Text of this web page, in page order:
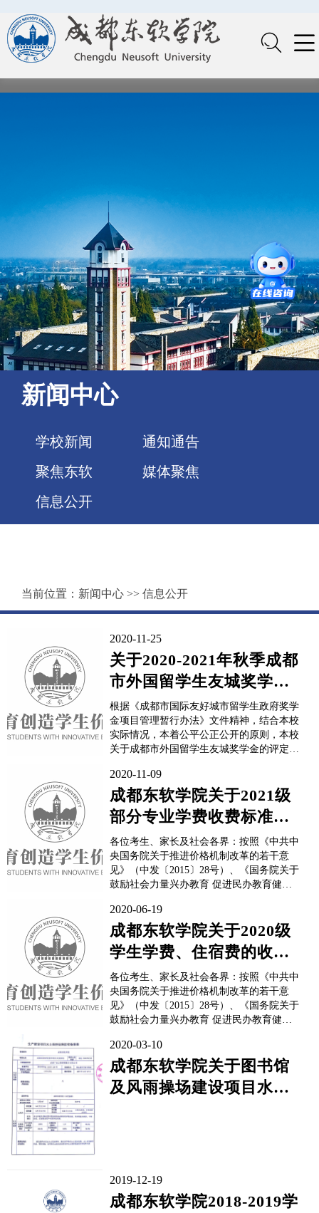
新闻中心
学校新闻
通知通告
聚焦东软
媒体聚焦
信息公开
当前位置： 新闻中心 >> 信息公开
2020-11-25
关于2020-2021年秋季成都
市外国留学生友城奖学金
的公示
根据《成都市国际友好城市留学生政府奖学
金项目管理暂行办法》文件精神，结合本校
实际情况，本着公平公正公开的原则，本校
关于成都市外国留学生友城奖学金的评定工
2021年秋季成都市外国留学生友城奖学金获
奖者名单：如有不同意见，请在公示时间
内，向成都东软学院国际合作部反映。公示
时间：...
2020-11-09
成都东软学院关于2021级
部分专业学费收费标准调
整的公示
各位考生、家长及社会各界：按照《中共中
央国务院关于推进价格机制改革的若干意
见》（中发〔2015〕28号）、《国务院关于
鼓励社会力量兴办教育 促进民办教育健康
《四川省教育厅 四川省发展和改革委员会
四川省市场监督管理局 关于完善我省民办
高校价格管理方式加强事中事后监管的通
知》（川教〔2...
2020-06-19
成都东软学院关于2020级
学生学费、住宿费的收费
标准公示
各位考生、家长及社会各界：按照《中共中
央国务院关于推进价格机制改革的若干意
见》（中发〔2015〕28号）、《国务院关于
鼓励社会力量兴办教育 促进民办教育健康
《四川省教育厅 四川省发展和改革委员会
四川省市场监督管理局 关于完善我省民办
高校价格管理方式加强事中事后监管的通
知》（川教〔2...
2020-03-10
成都东软学院关于图书馆
及风雨操场建设项目水土
2019-12-19
成都东软学院2018-2019学